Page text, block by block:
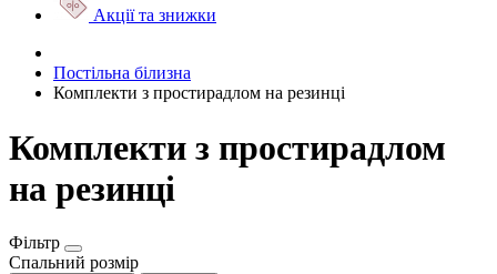
Акції та знижки
Постільна білизна
Комплекти з простирадлом на резинці
Комплекти з простирадлом
на резинці
Фільтр
Спальний розмір